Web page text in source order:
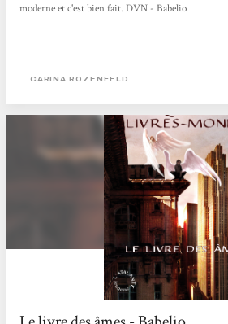
moderne et c'est bien fait. DVN - Babelio
CARINA ROZENFELD